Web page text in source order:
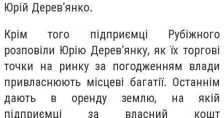
Юрій Дерев’янко.
Крім того підприємці Рубіжного
розповіли Юрію Дерев’янку, як їх торгові
точки на ринку за погодженням влади
привласнюють місцеві багатії. Останнім
дають в оренду землю, на якій
підприємці за власний кошт